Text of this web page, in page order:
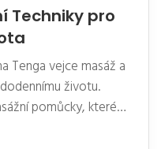
Techniky pro
Tenga vejce masáž a
životu.
pomůcky, které
Prozkoumáme